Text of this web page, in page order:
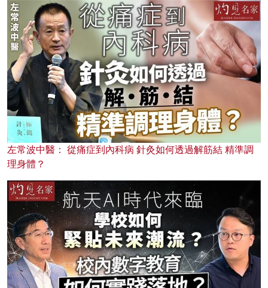
左常波中醫： 從痛症到內科病 針灸如何透過解筋結 精準調
理身體？